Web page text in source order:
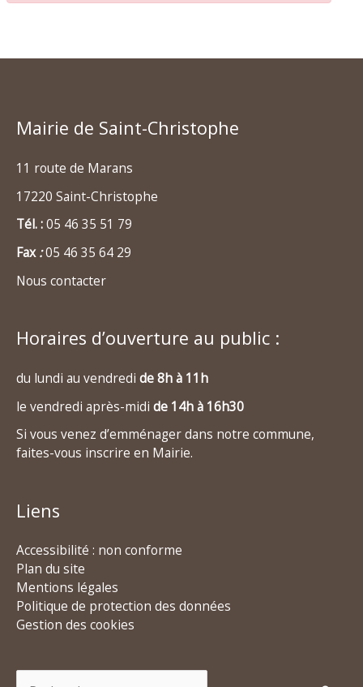
Mairie de Saint-Christophe
11 route de Marans
17220 Saint-Christophe
Tél. :05 46 35 51 79
Fax:05 46 35 64 29
Nous contacter
Horaires d’ouverture au public :
du lundi au vendredi de 8h à 11h
le vendredi après-midi de 14h à 16h30
Si vous venez d’emménager dans notre commune,
faites-vous inscrire en Mairie.
Liens
Accessibilité : non conforme
Plan du site
Mentions légales
Politique de protection des données
Gestion des cookies